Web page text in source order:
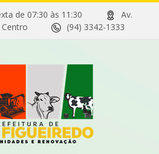
de 07:30 às 11:30
Av.
– Centro
(94) 3342-1333